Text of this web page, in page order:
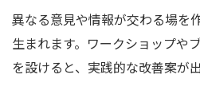
異なる意見や情報が交わる場を
生まれます。ワークショップや
を設けると、実践的な改善案が